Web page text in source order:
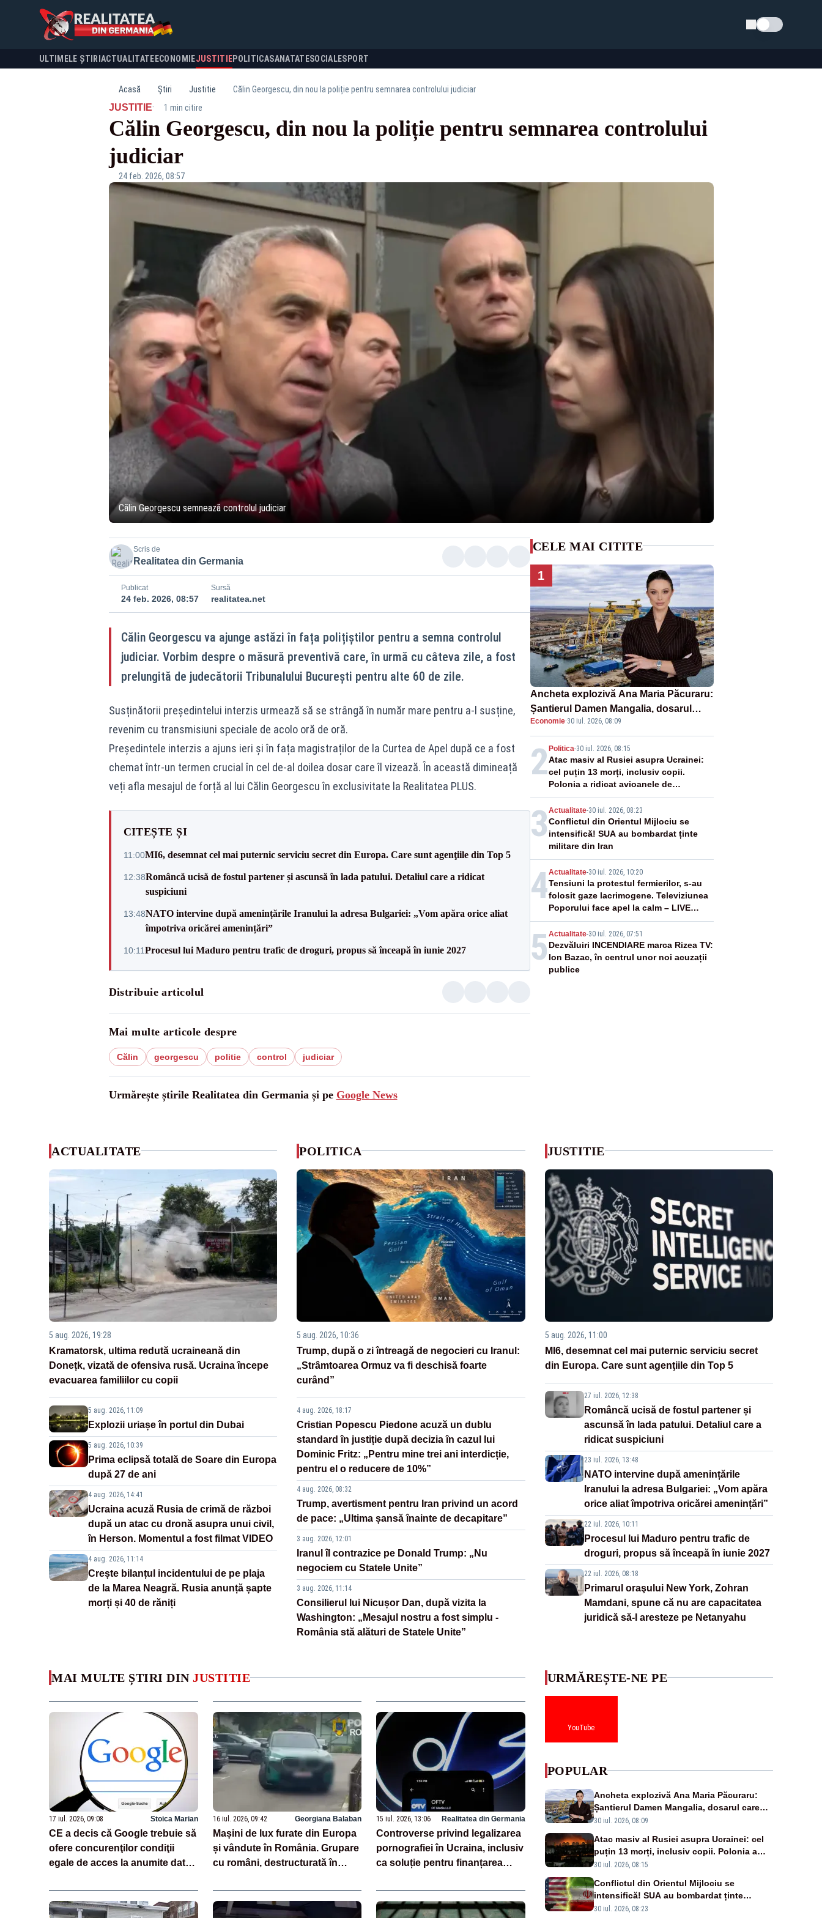
Schimba tema
ULTIMELE ȘTIRI ACTUALITATE ECONOMIEJUSTITIEPOLITICASANATATESOCIALESPORT
Acasă Știri Justitie Călin Georgescu, din nou la poliție pentru semnarea controlului judiciar
JUSTITIE· 1 min citire
Călin Georgescu, din nou la poliție pentru semnarea controlului
judiciar
24 feb. 2026, 08:57
Călin Georgescu semnează controlul judiciar
Scris de
Realitatea din Germania
Publicat
24 feb. 2026, 08:57
Sursă
realitatea.net
Călin Georgescu va ajunge astăzi în fața polițiștilor pentru a semna controlul
judiciar. Vorbim despre o măsură preventivă care, în urmă cu câteva zile, a fost
prelungită de judecătorii Tribunalului București pentru alte 60 de zile.
Susținătorii președintelui interzis urmează să se strângă în număr mare pentru a-l susține,
revenim cu transmisiuni speciale de acolo oră de oră.
Președintele interzis a ajuns ieri și în fața magistraților de la Curtea de Apel după ce a fost
chemat într-un termen crucial în cel de-al doilea dosar care îl vizează. În această dimineață
veți afla mesajul de forță al lui Călin Georgescu în exclusivitate la Realitatea PLUS.
CITEȘTE ȘI
11:00MI6, desemnat cel mai puternic serviciu secret din Europa. Care sunt agenţiile din Top 5
12:38Româncă ucisă de fostul partener și ascunsă în lada patului. Detaliul care a ridicat
suspiciuni
13:48NATO intervine după amenințările Iranului la adresa Bulgariei: „Vom apăra orice aliat
împotriva oricărei amenințări”
10:11Procesul lui Maduro pentru trafic de droguri, propus să înceapă în iunie 2027
Distribuie articolul
Mai multe articole despre
Călin georgescu politie control judiciar
Urmărește știrile Realitatea din Germania și pe Google News
CELE MAI CITITE
1
Ancheta explozivă Ana Maria Păcuraru:
Șantierul Damen Mangalia, dosarul
care scufundă apărarea României
Economie·30 iul. 2026, 08:09
2Politica-30 iul. 2026, 08:15
Atac masiv al Rusiei asupra Ucrainei:
cel puțin 13 morți, inclusiv copii.
Polonia a ridicat avioanele de
vânătoare
3 Actualitate-30 iul. 2026, 08:23
Conflictul din Orientul Mijlociu se
intensifică! SUA au bombardat ținte
militare din Iran
4Actualitate-30 iul. 2026, 10:20
Tensiuni la protestul fermierilor, s-au
folosit gaze lacrimogene. Televiziunea
Poporului face apel la calm – LIVE
TEXT
5 Actualitate-30 iul. 2026, 07:51
Dezvăluiri INCENDIARE marca Rizea TV:
Ion Bazac, în centrul unor noi acuzații
publice
ACTUALITATE
5 aug. 2026, 19:28
Kramatorsk, ultima redută ucraineană din
Donețk, vizată de ofensiva rusă. Ucraina începe
evacuarea familiilor cu copii
5 aug. 2026, 11:09
Explozii uriașe în portul din Dubai
5 aug. 2026, 10:39
Prima eclipsă totală de Soare din Europa
după 27 de ani
4 aug. 2026, 14:41
Ucraina acuză Rusia de crimă de război
după un atac cu dronă asupra unui civil,
în Herson. Momentul a fost filmat VIDEO
4 aug. 2026, 11:14
Crește bilanțul incidentului de pe plaja
de la Marea Neagră. Rusia anunță șapte
morți și 40 de răniți
POLITICA
5 aug. 2026, 10:36
Trump, după o zi întreagă de negocieri cu Iranul:
„Strâmtoarea Ormuz va fi deschisă foarte
curând”
4 aug. 2026, 18:17
Cristian Popescu Piedone acuză un dublu
standard în justiție după decizia în cazul lui
Dominic Fritz: „Pentru mine trei ani interdicție,
pentru el o reducere de 10%”
4 aug. 2026, 08:32
Trump, avertisment pentru Iran privind un acord
de pace: „Ultima șansă înainte de decapitare”
3 aug. 2026, 12:01
Iranul îl contrazice pe Donald Trump: „Nu
negociem cu Statele Unite”
3 aug. 2026, 11:14
Consilierul lui Nicușor Dan, după vizita la
Washington: „Mesajul nostru a fost simplu -
România stă alături de Statele Unite”
JUSTITIE
5 aug. 2026, 11:00
MI6, desemnat cel mai puternic serviciu secret
din Europa. Care sunt agenţiile din Top 5
27 iul. 2026, 12:38
Româncă ucisă de fostul partener și
ascunsă în lada patului. Detaliul care a
ridicat suspiciuni
23 iul. 2026, 13:48
NATO intervine după amenințările
Iranului la adresa Bulgariei: „Vom apăra
orice aliat împotriva oricărei amenințări”
22 iul. 2026, 10:11
Procesul lui Maduro pentru trafic de
droguri, propus să înceapă în iunie 2027
22 iul. 2026, 08:18
Primarul oraşului New York, Zohran
Mamdani, spune că nu are capacitatea
juridică să-l aresteze pe Netanyahu
MAI MULTE ȘTIRI DIN JUSTITIE
17 iul. 2026, 09:08 Stoica Marian
CE a decis că Google trebuie să
ofere concurenţilor condiţii
egale de acces la anumite date
16 iul. 2026, 09:42 Georgiana Balaban
Mașini de lux furate din Europa
și vândute în România. Grupare
cu români, destructurată în
internaționale
15 iul. 2026, 13:06 Realitatea din Germania
Controverse privind legalizarea
pornografiei în Ucraina, inclusiv
ca soluție pentru finanțarea
transforma țara în PornHub”
URMĂREȘTE-NE PE
YouTube
POPULAR
Ancheta explozivă Ana Maria Păcuraru:
Șantierul Damen Mangalia, dosarul care
scufundă apărarea României
30 iul. 2026, 08:09
Atac masiv al Rusiei asupra Ucrainei: cel
puțin 13 morți, inclusiv copii. Polonia a
ridicat avioanele de vânătoare
30 iul. 2026, 08:15
Conflictul din Orientul Mijlociu se
intensifică! SUA au bombardat ținte
militare din Iran
30 iul. 2026, 08:23